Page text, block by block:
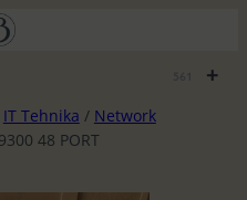
+
IT Tehnika / Network
48 PORT